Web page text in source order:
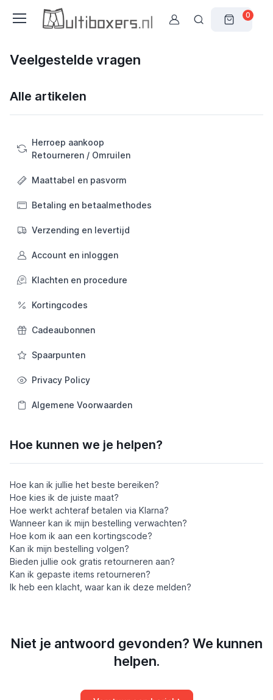
0
Veelgestelde vragen
Alle artikelen
Herroep aankoop
Retourneren / Omruilen
Maattabel en pasvorm
Betaling en betaalmethodes
Verzending en levertijd
Account en inloggen
Klachten en procedure
Kortingcodes
Cadeaubonnen
Spaarpunten
Privacy Policy
Algemene Voorwaarden
Hoe kunnen we je helpen?
Hoe kan ik jullie het beste bereiken?
Hoe kies ik de juiste maat?
Hoe werkt achteraf betalen via Klarna?
Wanneer kan ik mijn bestelling verwachten?
Hoe kom ik aan een kortingscode?
Kan ik mijn bestelling volgen?
Bieden jullie ook gratis retourneren aan?
Kan ik gepaste items retourneren?
Ik heb een klacht, waar kan ik deze melden?
Niet je antwoord gevonden? We kunnen
helpen.